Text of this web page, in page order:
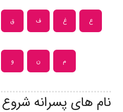
ع غ ف ق
م ن و
نام های پسرانه